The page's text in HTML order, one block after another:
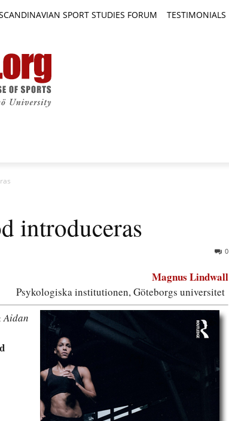
SPORT STUDIES FORUM TESTIMONIALS
introduceras
0
Magnus Lindwall
Psykologiska institutionen, Göteborgs universitet
Aidan